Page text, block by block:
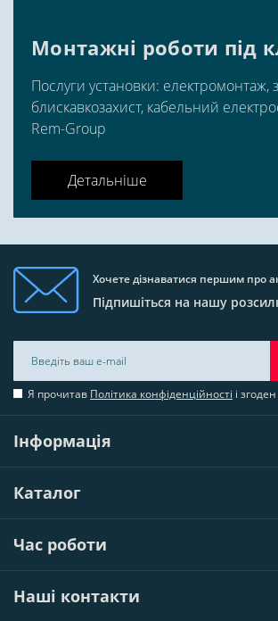
Монтажні роботи під
Послуги установки: електромонтаж,
блискавкозахист, кабельний
Rem-Group
Детальніше
Хочете дізнаватися першим про
Підпишіться на нашу
Я прочитав Політика конфіденційності і
Інформація
Каталог
Час роботи
Наші контакти